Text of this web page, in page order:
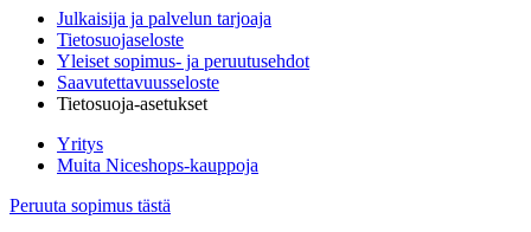
Julkaisija ja palvelun tarjoaja
Tietosuojaseloste
Yleiset sopimus- ja peruutusehdot
Saavutettavuusseloste
Tietosuoja-asetukset
Yritys
Muita Niceshops-kauppoja
Peruuta sopimus tästä